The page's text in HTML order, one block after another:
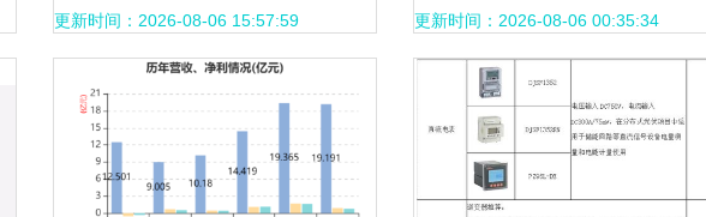
产，分布式光伏上阵
更新时间：2026-08-06 15:57:59 投产及分布式光伏电力设计分
更新时间：2026-08-06 00:35:34